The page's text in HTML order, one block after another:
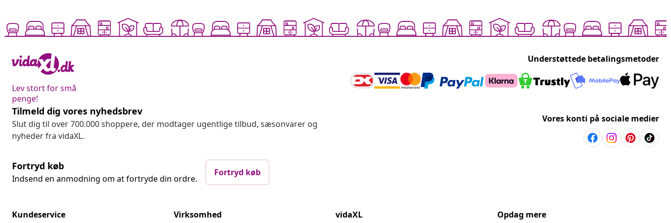
Lev stort for små
penge!
Understøttede betalingsmetoder
Tilmeld dig vores nyhedsbrev
Slut dig til over 700.000 shoppere, der modtager ugentlige tilbud, sæsonvarer og
nyheder fra vidaXL.
Vores konti på sociale medier
Fortryd køb
Indsend en anmodning om at fortryde din ordre.
Fortryd køb
Kundeservice Virksomhed vidaXL Opdag mere